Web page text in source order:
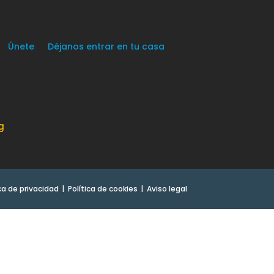
Únete Déjanos entrar en tu casa
de privacidad Política de cookies Aviso legal